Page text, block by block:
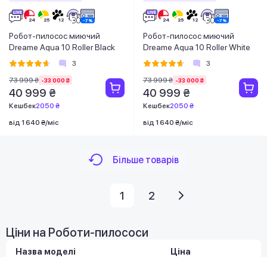
Робот-пилосос миючий
Dreame Aqua 10 Roller Black
3
73 999 ₴ -33 000 ₴
40 999 ₴
Кешбек2050 ₴
від 1 640 ₴/міс
Робот-пилосос миючий
Dreame Aqua 10 Roller White
3
73 999 ₴ -33 000 ₴
40 999 ₴
Кешбек2050 ₴
від 1 640 ₴/міс
Більше товарів
1 2
Ціни на Роботи-пилососи
Назва моделі Ціна